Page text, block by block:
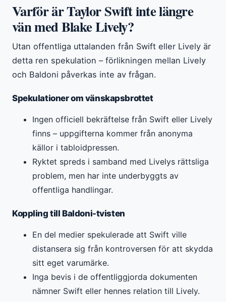
Varför är Taylor Swift inte längre
vän med Blake Lively?
Utan offentliga uttalanden från Swift eller Lively är
detta ren spekulation – förlikningen mellan Lively
och Baldoni påverkas inte av frågan.
Spekulationer om vänskapsbrottet
Ingen officiell bekräftelse från Swift eller Lively
finns – uppgifterna kommer från anonyma
källor i tabloidpressen.
Ryktet spreds i samband med Livelys rättsliga
problem, men har inte underbyggts av
offentliga handlingar.
Koppling till Baldoni-tvisten
En del medier spekulerade att Swift ville
distansera sig från kontroversen för att skydda
sitt eget varumärke.
Inga bevis i de offentliggjorda dokumenten
nämner Swift eller hennes relation till Lively.